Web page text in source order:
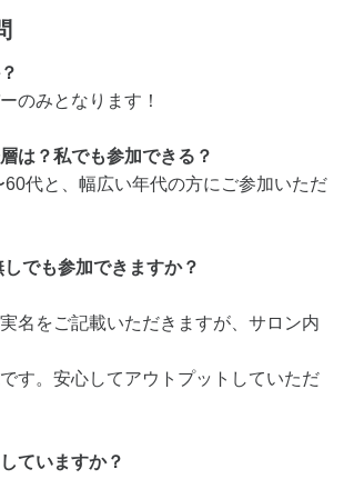
のみとなります！
は？私でも参加できる？
代と、幅広い年代の方にご参加いただ
でも参加できますか？
名をご記載いただきますが、サロン内
す。安心してアウトプットしていただ
ていますか？